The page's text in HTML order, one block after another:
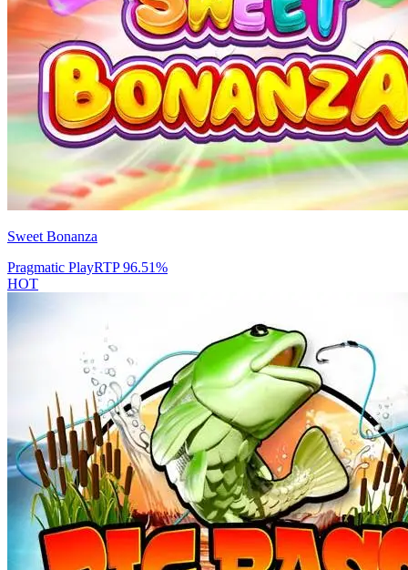
Sweet Bonanza
Pragmatic PlayRTP96.51%
HOT